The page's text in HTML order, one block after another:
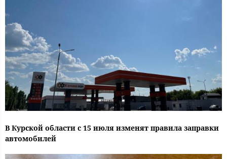
В Курской области с 15 июля изменят правила заправки
автомобилей